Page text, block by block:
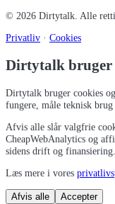
© 2026 Dirtytalk . Alle
Privatliv · Cookies
Dirtytalk bruger
Dirtytalk bruger cookies
fungere, måle teknisk
Afvis alle slår valgfrie
CheapWebAnalytics og
sidens drift og finansiering.
Læs mere i vores
Afvis alle Accepter